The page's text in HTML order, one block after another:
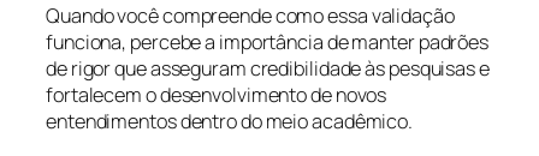
Quando você compreende como essa validação
funciona, percebe a importância de manter padrões
de rigor que asseguram credibilidade às pesquisas e
fortalecem o desenvolvimento de novos
entendimentos dentro do meio acadêmico.